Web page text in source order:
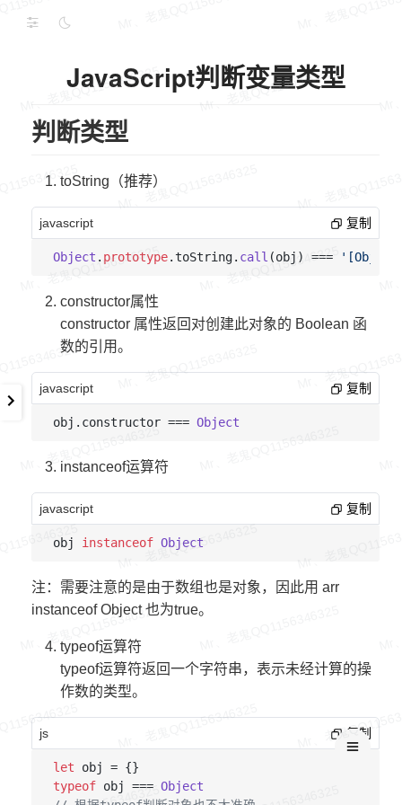
JavaScript判断变量类型
判断类型
toString（推荐）
javascript 复制
Object . prototype. toString. call (obj) ===
constructor属性
constructor 属性返回对创建此对象的 Boolean 函
数的引用。
javascript 复制
obj. constructor === Object
instanceof运算符
javascript 复制
obj instanceof Object
注：需要注意的是由于数组也是对象，因此用 arr
instanceof Object 也为true。
typeof运算符
typeof运算符返回一个字符串，表示未经计算的操
作数的类型。
js 复制
let
typeof obj === Object